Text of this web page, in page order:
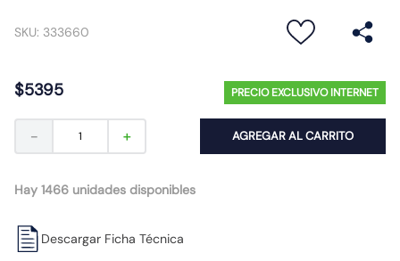
SKU: 333660
$5395 PRECIO EXCLUSIVO INTERNET
＋
－ AGREGAR AL CARRITO
Hay 1466 unidades disponibles
Descargar Ficha Técnica
proyector led